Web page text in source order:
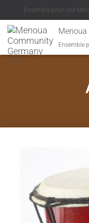
Ensemble pour une
Menoua
Ensemble